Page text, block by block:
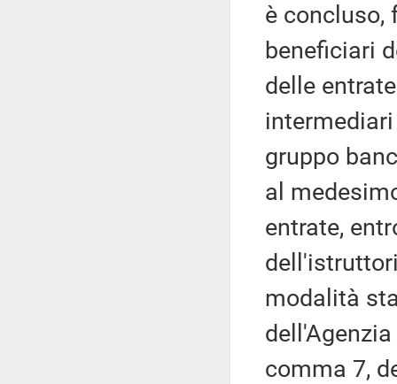
è concluso,
beneficiari
delle
gruppo
al
entrate,
modalità
comma 7,